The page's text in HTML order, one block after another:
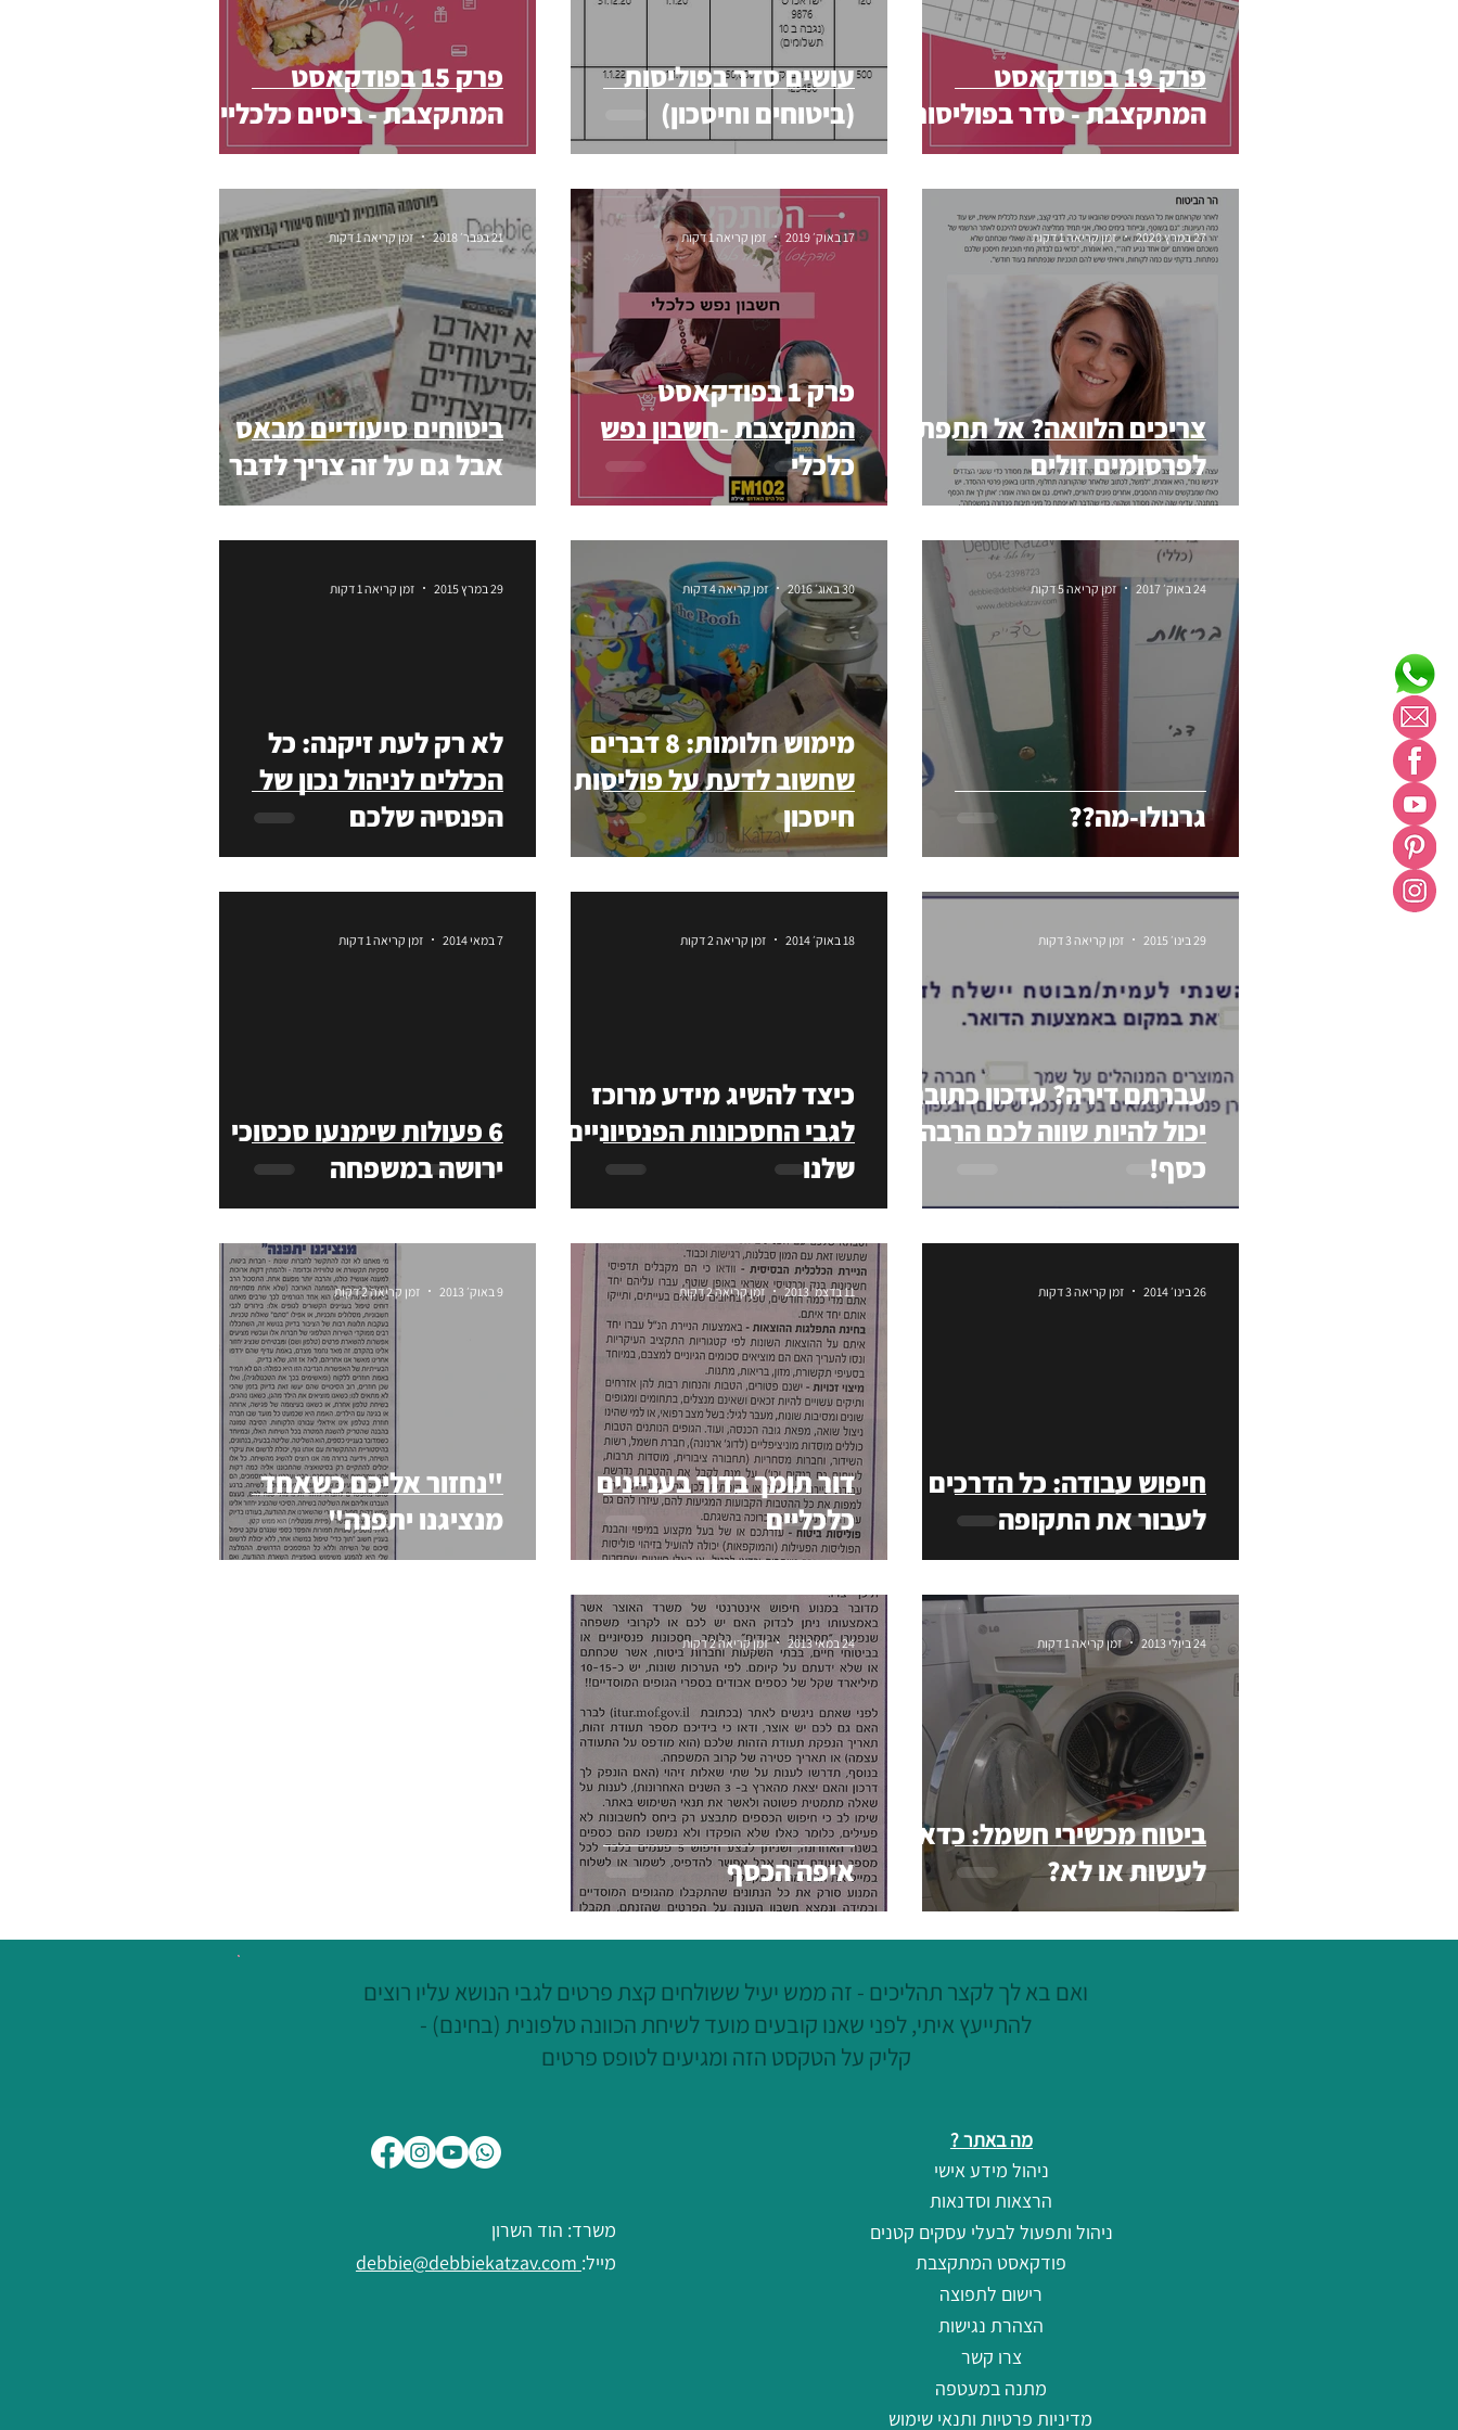
פרק 19 בפודקאסט
המתקצבת - סדר בפוליסות
עושים סדר בפוליסות
(ביטוחים וחיסכון)
פרק 15 בפודקאסט
המתקצבת - ביסים כלכליים
צריכים הלוואה? אל תתפתו
לפרסומים זולים
27 במרץ 2020 זמן קריאה 1 דקות
פרק 1 בפודקאסט
המתקצבת -חשבון נפש
כלכלי
17 באוק׳ 2019 זמן קריאה 1 דקות
ביטוחים סיעודיים מבאס
אבל גם על זה צריך לדבר
21 בפבר׳ 2018 זמן קריאה 1 דקות
גרנולו-מה??
24 באוק׳ 2017 זמן קריאה 5 דקות
מימוש חלומות: 8 דברים
שחשוב לדעת על פוליסות
חיסכון
30 באוג׳ 2016 זמן קריאה 4 דקות
לא רק לעת זיקנה: כל
הכללים לניהול נכון של
הפנסיה שלכם
29 במרץ 2015 זמן קריאה 1 דקות
עברתם דירה? עדכון כתובת
יכול להיות שווה לכם הרבה
כסף!
29 בינו׳ 2015 זמן קריאה 3 דקות
כיצד להשיג מידע מרוכז
לגבי החסכונות הפנסיוניים
שלנו
18 באוק׳ 2014 זמן קריאה 2 דקות
6 פעולות שימנעו סכסוכי
ירושה במשפחה
7 במאי 2014 זמן קריאה 1 דקות
חיפוש עבודה: כל הדרכים
לעבור את התקופה
26 בינו׳ 2014 זמן קריאה 3 דקות
דור תומך בדור בעניינים
כלכליים
11 בדצמ׳ 2013 זמן קריאה 2 דקות
"נחזור אליכם כשאחד
מנציגנו יתפנה"
9 באוק׳ 2013 זמן קריאה 2 דקות
ביטוח מכשירי חשמל: כדאי
לעשות או לא?
24 ביולי 2013 זמן קריאה 1 דקות
איפה הכסף
24 במאי 2013 זמן קריאה 2 דקות
ואם בא לך לקצר תהליכים - זה ממש יעיל ששולחים קצת פרטים לגבי הנושא עליו רוצים
להתייעץ איתי, לפני שאנו קובעים מועד לשיחת הכוונה טלפונית (בחינם) -
קליק על הטקסט הזה ומגיעים לטופס פרטים
משרד: הוד השרון
מייל:
מה באתר ?
ניהול מידע אישי
הרצאות וסדנאות
ניהול ותפעול לבעלי עסקים קטנים
פודקאסט המתקצבת
רישום לתפוצה
הצהרת נגישות
צרו קשר
מתנה במעטפה
מדיניות פרטיות ותנאי שימוש